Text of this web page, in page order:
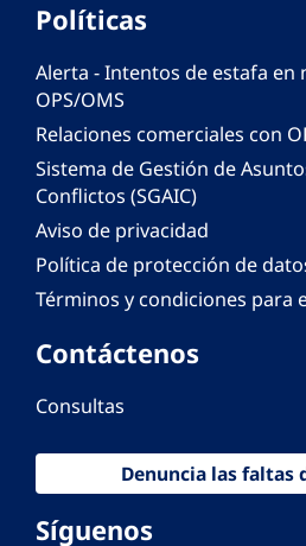
Políticas
Alerta - Intentos de estafa en
OPS/OMS
Relaciones comerciales con
Sistema de Gestión de
Conflictos (SGAIC)
Aviso de privacidad
Política de protección de
Términos y condiciones para
Contáctenos
Consultas
Denuncia las faltas
Síguenos